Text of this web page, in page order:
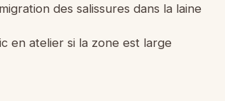
des salissures dans la laine
en atelier si la zone est large